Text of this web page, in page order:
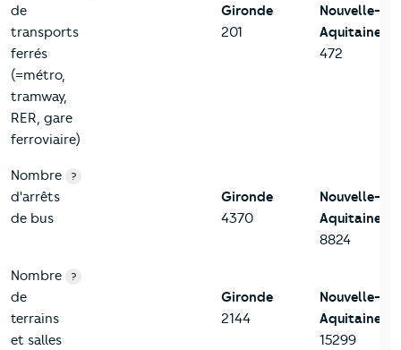
de
transports
ferrés
(=métro,
tramway,
RER, gare
ferroviaire)
Gironde
201
Nouvelle-
Aquitaine
472
Nombre
d'arrêts
de bus
?
Gironde
4370
Nouvelle-
Aquitaine
8824
Nombre
de
terrains
et salles
?
Gironde
2144
Nouvelle-
Aquitaine
15299